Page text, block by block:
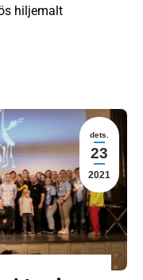
hiljemalt
dets.
23
2021